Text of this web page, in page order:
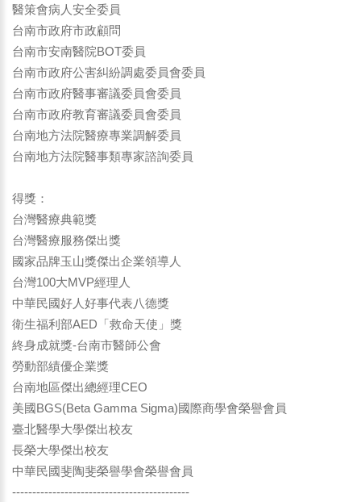
醫策會病人安全委員
台南市政府市政顧問
台南市安南醫院BOT委員
台南市政府公害糾紛調處委員會委員
台南市政府醫事審議委員會委員
台南市政府教育審議委員會委員
台南地方法院醫療專業調解委員
台南地方法院醫事類專家諮詢委員
得獎：
台灣醫療典範獎
台灣醫療服務傑出獎
國家品牌玉山獎傑出企業領導人
台灣100大MVP經理人
中華民國好人好事代表八德獎
衛生福利部AED「救命天使」獎
終身成就獎-台南市醫師公會
勞動部績優企業獎
台南地區傑出總經理CEO
美國BGS(Beta Gamma Sigma)國際商學會榮譽會員
臺北醫學大學傑出校友
長榮大學傑出校友
中華民國斐陶斐榮譽學會榮譽會員
--------------------------------------------